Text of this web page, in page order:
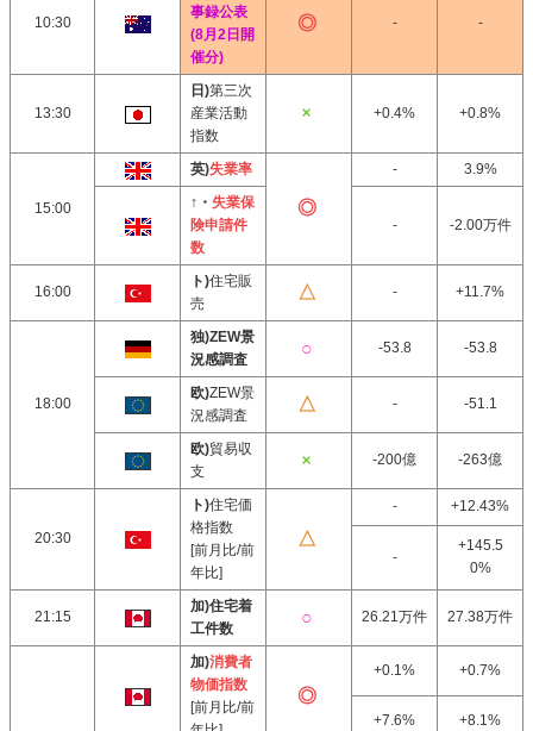
10:30
事録公表
(8月2日開
催分)
- -
13:30
日)第三次
産業活動
指数
+0.4% +0.8%
15:00
英)失業率 -
3.9%
↑・ 失業保
険申請件
数
- -2.00万件
16:00
ト)住宅販
売
- +11.7%
18:00
独)ZEW景
況感調査
-53.8 -53.8
欧)ZEW景
況感調査
- -51.1
欧)貿易収
支
-200億 -263億
20:30
ト)住宅価
格指数
[前月比/前
年比]
- +12.43%
-
+145.5
0%
21:15
加)住宅着
工件数
26.21万件 27.38万件
加)消費者
物価指数
[前月比/前
+0.1% +0.7%
+7.6% +8.1%